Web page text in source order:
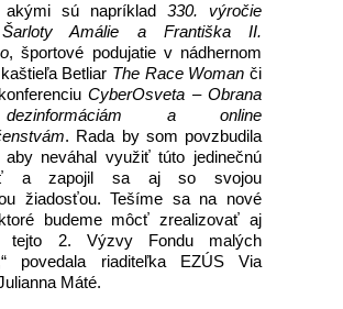
akými sú napríklad 330. výročie
Amálie a Františka II.
, športové podujatie v nádhernom
Betliar The Race Woman či
CyberOsveta – Obrana
a online
. Rada by som povzbudila
aby neváhal využiť túto jedinečnú
a zapojil sa aj so svojou
žiadosťou. Tešíme sa na nové
budeme môcť zrealizovať aj
2. Výzvy Fondu malých
povedala riaditeľka EZÚS Via
Máté.